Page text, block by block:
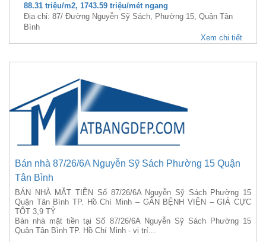
88.31 triệu/m2, 1743.59 triệu/mét ngang
Địa chỉ: 87/ Đường Nguyễn Sỹ Sách, Phường 15, Quận Tân
Bình
Xem chi tiết
Bán nhà 87/26/6A Nguyễn Sỹ Sách Phường 15 Quận
Tân Bình
BÁN NHÀ MẶT TIỀN Số 87/26/6A Nguyễn Sỹ Sách Phường 15
Quận Tân Bình TP. Hồ Chí Minh – GẦN BỆNH VIỆN – GIÁ CỰC
TỐT 3,9 TỶ
Bán nhà mặt tiền tại Số 87/26/6A Nguyễn Sỹ Sách Phường 15
Quận Tân Bình TP. Hồ Chí Minh - vị trí...